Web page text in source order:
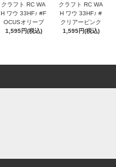
クラフト RC WA
H ワウ 33HF♪ #F
OCUSオリーブ
1,595円(税込)
クラフト RC WA
H ワウ 33HF♪ #
クリアーピンク
1,595円(税込)